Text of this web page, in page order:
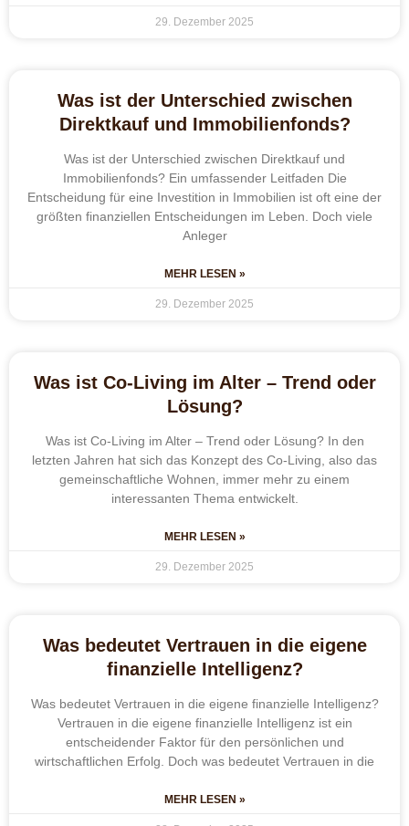
29. Dezember 2025
Was ist der Unterschied zwischen
Direktkauf und Immobilienfonds?
Was ist der Unterschied zwischen Direktkauf und
Immobilienfonds? Ein umfassender Leitfaden Die
Entscheidung für eine Investition in Immobilien ist oft eine der
größten finanziellen Entscheidungen im Leben. Doch viele
Anleger
MEHR LESEN »
29. Dezember 2025
Was ist Co-Living im Alter – Trend oder
Lösung?
Was ist Co-Living im Alter – Trend oder Lösung? In den
letzten Jahren hat sich das Konzept des Co-Living, also das
gemeinschaftliche Wohnen, immer mehr zu einem
interessanten Thema entwickelt.
MEHR LESEN »
29. Dezember 2025
Was bedeutet Vertrauen in die eigene
finanzielle Intelligenz?
Was bedeutet Vertrauen in die eigene finanzielle Intelligenz?
Vertrauen in die eigene finanzielle Intelligenz ist ein
entscheidender Faktor für den persönlichen und
wirtschaftlichen Erfolg. Doch was bedeutet Vertrauen in die
MEHR LESEN »